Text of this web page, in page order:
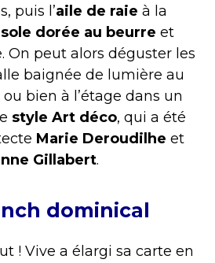
puis l’aile de raie à la
sole dorée au beurre et
On peut alors déguster les
baignée de lumière au
bien à l’étage dans un
style Art déco, qui a été
Marie Deroudilhe et
Gillabert.
dominical
! Vive a élargi sa carte en